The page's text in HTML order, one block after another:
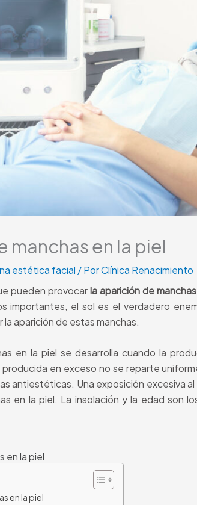
manchas en la piel
estética facial / PorClínica Renacimiento
pueden provocarla aparición de
importantes, el sol es el verdadero
aparición de estas manchas.
en la piel se desarrolla cuando la
en exceso no se reparte
antiestéticas. Una exposición excesiva
en la piel. La insolación y la edad son
en la piel
en la piel